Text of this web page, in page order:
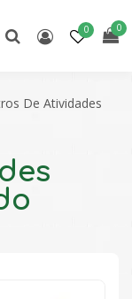
0 0
De Atividades